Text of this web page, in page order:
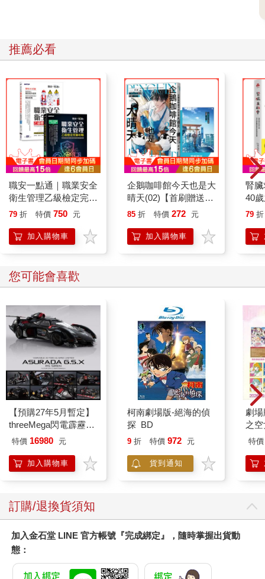
推薦必看
職安一點通｜職業安全
衛生管理乙級檢定完勝
攻略｜2026版(套書)
79 折 特價 750 元
加入購物車
企鵝咖啡館今天也是大
晴天(02)【首刷贈送
「謹賀新年」收藏卡】
85 折 特價 272 元
加入購物車
腎
40
就
79 折
您可能會喜歡
【預購27年5月暫定】
threeMega閃電霹靂車
VA Hi-SPEC UNITED
SIREN 黑色限定
特價 16980 元
加入購物車
柯南劇場版-絕海的偵
探 BD
9 折 特價 972 元
貨到通知
劇
之
樂
組
特價
訂購/退換貨須知
加入金石堂 LINE 官方帳號『完成綁定』，隨時掌握出貨動
態：